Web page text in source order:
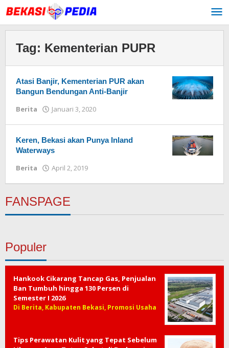
Lewati
ke
konten
Tag: Kementerian PUPR
Atasi Banjir, Kementerian PUR akan
Bangun Bendungan Anti-Banjir
Berita Januari 3, 2020
Keren, Bekasi akan Punya Inland
Waterways
Berita April 2, 2019
FANSPAGE
Populer
Hankook Cikarang Tancap Gas, Penjualan
Ban Tumbuh hingga 130 Persen di
Semester I 2026
Di Berita, Kabupaten Bekasi, Promosi Usaha
Tips Perawatan Kulit yang Tepat Sebelum